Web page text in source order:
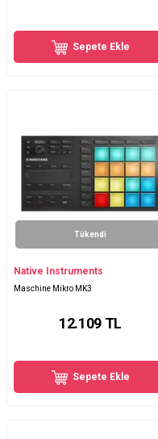
Sepete Ekle
Tükendi
Native Instruments
Maschine Mikro MK3
12.109TL
Sepete Ekle